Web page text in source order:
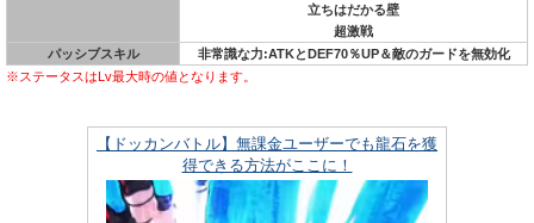
立ちはだかる壁
超激戦
パッシブスキル
非常識な力:ATKとDEF70％UP＆敵のガードを無効化
※ステータスはLv最大時の値となります。
【ドッカンバトル】無課金ユーザーでも龍石を獲
得できる方法がここに！